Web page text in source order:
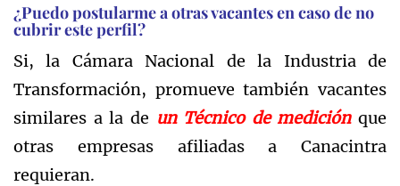
¿Puedo postularme a otras vacantes en caso de no
cubrir este perfil?
Si, la Cámara Nacional de la Industria de
Transformación, promueve también vacantes
similares a la de un Técnico de mediciónque
otras empresas afiliadas a Canacintra
requieran.